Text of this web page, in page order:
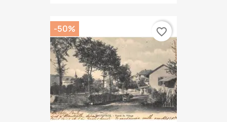
-50% favorite_border